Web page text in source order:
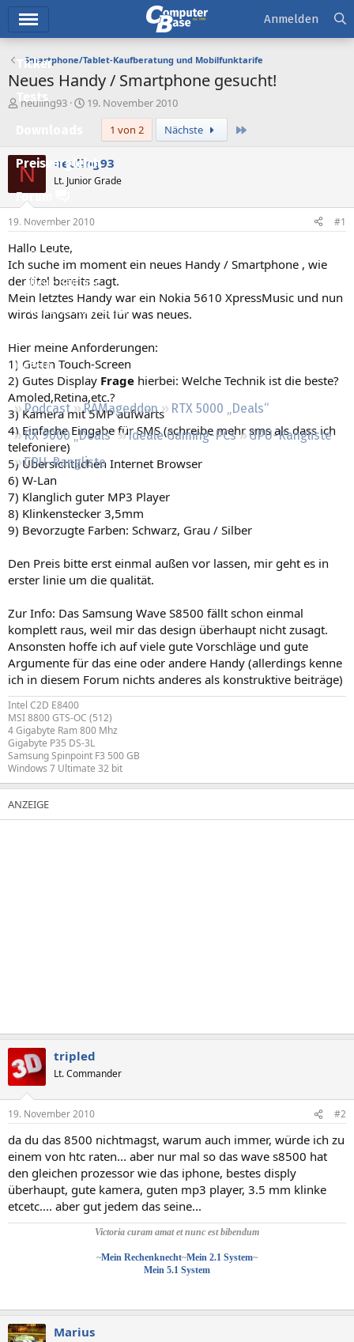
Ticker
Tests
Preisvergleich
Forum
Aktuelles
Empfohlene Inhalte
Neue Beiträge
Neueste Aktivitäten
Regeln
Podcast RAMageddon
RTX 5000 „Deals“
RX 9000 „Deals“
Ideale Gaming-PCs
GPU-Rangliste
CPU-Rangliste
Anmelden
Smartphone/Tablet-Kaufberatung und Mobilfunktarife
Neues Handy / Smartphone gesucht!
E
e
e
neuling93
E
e
l
a
m
19. November 2010
1 von 2
Nächste
N neuling93
Lt. Junior Grade
19. November 2010 #1
Hallo Leute,
Ich suche im moment ein neues Handy / Smartphone , wie
der titel bereits sagt.
Mein letztes Handy war ein Nokia 5610 XpressMusic und nun
wirds langsam zeit für was neues.
Hier meine Anforderungen:
1) Guten Touch-Screen
2) Gutes Display Frage hierbei: Welche Technik ist die beste?
Amoled,Retina,etc.?
3) Kamera mit 5MP aufwärts
4) Einfache Eingabe für SMS (schreibe mehr sms als dass ich
telefoniere)
5) Übersichtlichen Internet Browser
6) W-Lan
7) Klanglich guter MP3 Player
8) Klinkenstecker 3,5mm
9) Bevorzugte Farben: Schwarz, Grau / Silber
Den Preis bitte erst einmal außen vor lassen, mir geht es in
erster linie um die qualität.
Zur Info: Das Samsung Wave S8500 fällt schon einmal
komplett raus, weil mir das design überhaupt nicht zusagt.
Ansonsten hoffe ich auf viele gute Vorschläge und gute
Argumente für das eine oder andere Handy (allerdings kenne
ich in diesem Forum nichts anderes als konstruktive beiträge)
Intel C2D E8400
MSI 8800 GTS-OC (512)
4 Gigabyte Ram 800 Mhz
Gigabyte P35 DS-3L
Samsung Spinpoint F3 500 GB
Windows 7 Ultimate 32 bit
tripled
Lt. Commander
19. November 2010 #2
da du das 8500 nichtmagst, warum auch immer, würde ich zu
einem von htc raten... aber nur mal so das wave s8500 hat
den gleichen prozessor wie das iphone, bestes disply
überhaupt, gute kamera, guten mp3 player, 3.5 mm klinke
etcetc.... aber gut jedem das seine...
Victoria curam amat et nunc est bibendum
~Mein Rechenknecht~Mein 2.1 System~
Mein 5.1 System
Marius